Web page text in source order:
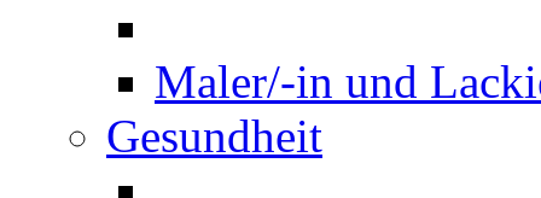
Maler/-in und
Gesundheit